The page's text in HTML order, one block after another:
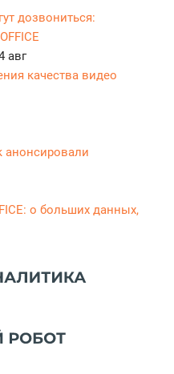
дозвониться:
авг
качества видео
анонсировали
о больших данных,